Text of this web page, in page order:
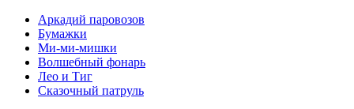
Аркадий паровозов
Бумажки
Ми-ми-мишки
Волшебный фонарь
Лео и Тиг
Сказочный патруль